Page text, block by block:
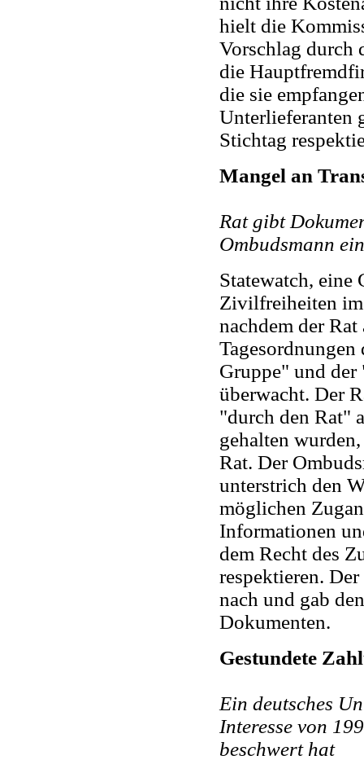
hielt die
Vorschlag durch
die
die sie
Unterlieferanten
Stichtag
Mangel an
Rat gibt
Ombudsmann
Statewatch, eine
Zivilfreiheiten im
nachdem der
Tagesordnungen
Gruppe" und der
überwacht. Der
"durch den Rat"
gehalten
Rat. Der
unterstrich den
möglichen
Informationen
dem Recht des
respektieren.
nach und gab
Dokumenten.
Gestundete
Ein deutsches
Interesse von
beschwert hat